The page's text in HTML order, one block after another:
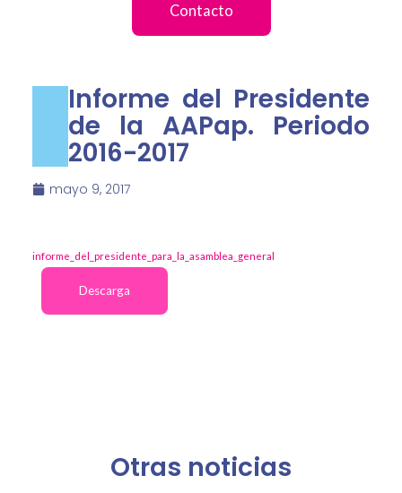
Contacto
Informe del Presidente
de la AAPap. Periodo
2016-2017
mayo 9, 2017
informe_del_presidente_para_la_asamblea_general
Descarga
Otras noticias